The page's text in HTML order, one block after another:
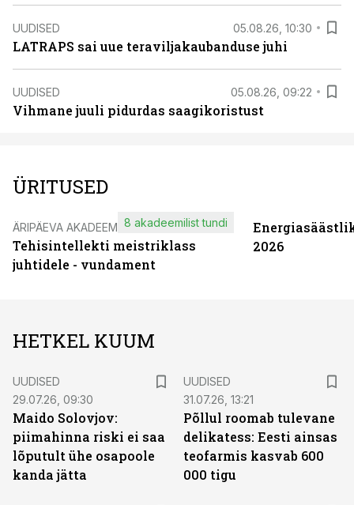
UUDISED 05.08.26, 10:30
LATRAPS sai uue teraviljakaubanduse juhi
UUDISED 05.08.26, 09:22
Vihmane juuli pidurdas saagikoristust
ÜRITUSED
ÄRIPÄEVA AKADEEMIA
Tehisintellekti meistriklass
juhtidele - vundament
8 akadeemilist tundi
2026
HETKEL KUUM
UUDISED
29.07.26, 09:30
Maido Solovjov:
piimahinna riski ei saa
lõputult ühe osapoole
kanda jätta
UUDISED
31.07.26, 13:21
Põllul roomab tulevane
delikatess: Eesti ainsas
teofarmis kasvab 600
000 tigu